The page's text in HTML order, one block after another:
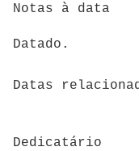
Notas à data
Datado.
Datas
Dedicatário